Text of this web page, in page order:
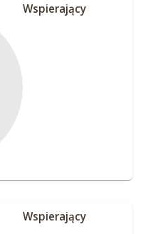
Wspierający
Wspierający